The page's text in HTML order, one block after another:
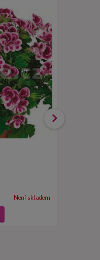
Není skladem